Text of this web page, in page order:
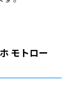
モトロー